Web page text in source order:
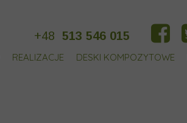
+48 513 546 015
REALIZACJE DESKI KOMPOZYTOWE